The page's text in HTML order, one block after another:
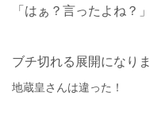
「はぁ？言ったよね？
ブチ切れる展開になり
地蔵皇さんは違った！